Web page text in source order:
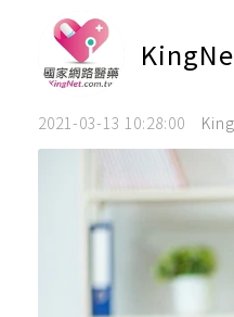
2021-03-13 10:28:00